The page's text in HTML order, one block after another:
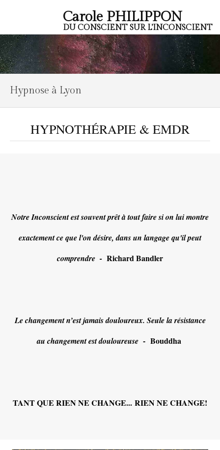
Carole PHILIPPON
DU CONSCIENT SUR L’INCONSCIENT
Hypnose à Lyon
HYPNOTHÉRAPIE & EMDR
Notre Inconscient est souvent prêt à tout faire si on lui montre
exactement ce que l'on désire, dans un langage qu'il peut
comprendre - Richard Bandler
Le changement n’est jamais douloureux. Seule la résistance
au changement est douloureuse- Bouddha
TANT QUE RIEN NE CHANGE... RIEN NE CHANGE!